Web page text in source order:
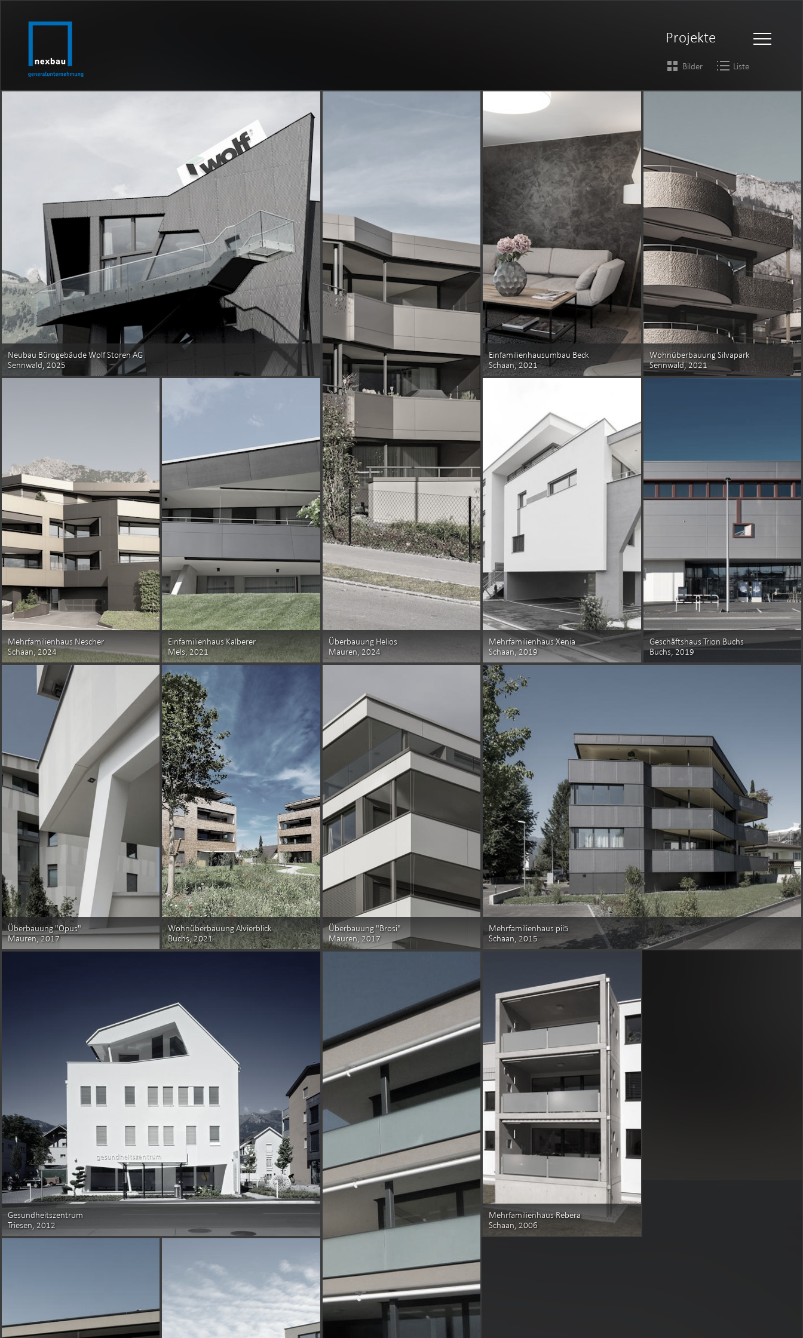
Projekte
Bilder Liste
Neubau Bürogebäude Wolf Storen AG
Sennwald, 2025
Mehrfamilienhaus Nescher
Schaan, 2024
Einfamilienhaus Kalberer
Mels, 2021
Überbauung Helios
Mauren, 2024
Einfamilienhausumbau Beck
Schaan, 2021
Wohnüberbauung Silvapark
Sennwald, 2021
Mehrfamilienhaus Xenia
Schaan, 2019
Geschäftshaus Trion Buchs
Buchs, 2019
Überbauung "Opus"
Mauren, 2017
Wohnüberbauung Alvierblick
Buchs, 2021
Überbauung "Brosi"
Mauren, 2017
Mehrfamilienhaus pii5
Schaan, 2015
Gesundheitszentrum
Triesen, 2012
Mehrfamilienhaus Rebera
Schaan, 2006